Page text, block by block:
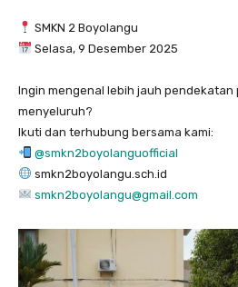
SMKN 2 Boyolangu
Selasa, 9 Desember 2025
Ingin mengenal lebih jauh
menyeluruh?
Ikuti dan terhubung bersama kami:
@smkn2boyolanguofficial
smkn2boyolangu.sch.id
smkn2boyolangu@gmail.com